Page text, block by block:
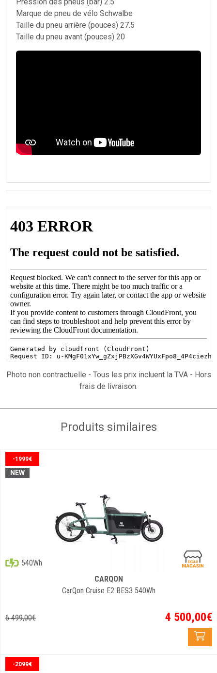
Marque de pneu de vélo Schwalbe
Taille du pneu arrière (pouces) 27.5
Taille du pneu avant (pouces) 20
Photo non contractuelle - Tous les prix incluent la TVA - Hors
frais de livraison.
Produits similaires
-1999€
NEW
540Wh
CARQON
CarQon Cruise E2 BES3 540Wh
6 499,00€ 4 500,00€
-2099€